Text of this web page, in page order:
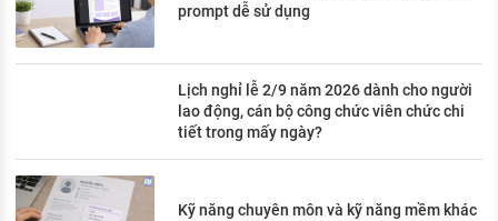
prompt dễ sử dụng
Lịch nghỉ lễ 2/9 năm 2026 dành cho người
lao động, cán bộ công chức viên chức chi
tiết trong mấy ngày?
Kỹ năng chuyên môn và kỹ năng mềm khác